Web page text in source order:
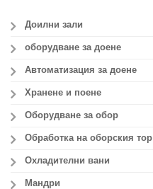
Доилни зали
оборудване за доене
Автоматизация за доене
Хранене и поене
Оборудване за обор
Обработка на оборския тор
Охладителни вани
Мандри